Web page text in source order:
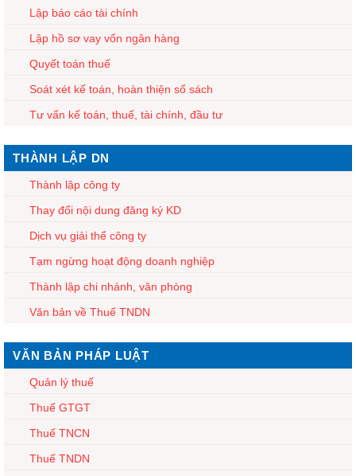
Lập báo cáo tài chính
Lập hồ sơ vay vốn ngân hàng
Quyết toán thuế
Soát xét kế toán, hoàn thiện sổ sách
Tư vấn kế toán, thuế, tài chính, đầu tư
THÀNH LẬP DN
Thành lập công ty
Thay đổi nội dung đăng ký KD
Dịch vụ giải thể công ty
Tạm ngừng hoạt động doanh nghiệp
Thành lập chi nhánh, văn phòng
Văn bản về Thuế TNDN
VĂN BẢN PHÁP LUẬT
Quản lý thuế
Thuế GTGT
Thuế TNCN
Thuế TNDN